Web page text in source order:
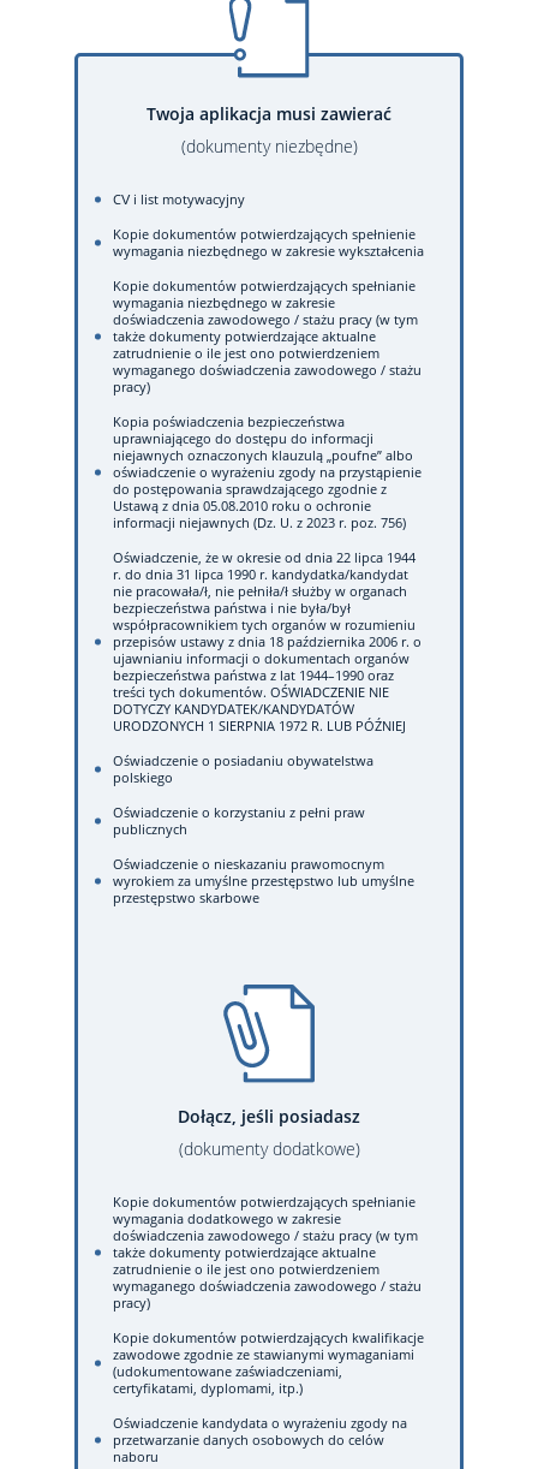
Twoja aplikacja musi zawierać
(dokumenty niezbędne)
CV i list motywacyjny
Kopie dokumentów potwierdzających spełnienie
wymagania niezbędnego w zakresie wykształcenia
Kopie dokumentów potwierdzających spełnianie
wymagania niezbędnego w zakresie
doświadczenia zawodowego / stażu pracy (w tym
także dokumenty potwierdzające aktualne
zatrudnienie o ile jest ono potwierdzeniem
wymaganego doświadczenia zawodowego / stażu
pracy)
Kopia poświadczenia bezpieczeństwa
uprawniającego do dostępu do informacji
niejawnych oznaczonych klauzulą „poufne” albo
oświadczenie o wyrażeniu zgody na przystąpienie
do postępowania sprawdzającego zgodnie z
Ustawą z dnia 05.08.2010 roku o ochronie
informacji niejawnych (Dz. U. z 2023 r. poz. 756)
Oświadczenie, że w okresie od dnia 22 lipca 1944
r. do dnia 31 lipca 1990 r. kandydatka/kandydat
nie pracowała/ł, nie pełniła/ł służby w organach
bezpieczeństwa państwa i nie była/był
współpracownikiem tych organów w rozumieniu
przepisów ustawy z dnia 18 października 2006 r. o
ujawnianiu informacji o dokumentach organów
bezpieczeństwa państwa z lat 1944–1990 oraz
treści tych dokumentów. OŚWIADCZENIE NIE
DOTYCZY KANDYDATEK/KANDYDATÓW
URODZONYCH 1 SIERPNIA 1972 R. LUB PÓŹNIEJ
Oświadczenie o posiadaniu obywatelstwa
polskiego
Oświadczenie o korzystaniu z pełni praw
publicznych
Oświadczenie o nieskazaniu prawomocnym
wyrokiem za umyślne przestępstwo lub umyślne
przestępstwo skarbowe
Dołącz, jeśli posiadasz
(dokumenty dodatkowe)
Kopie dokumentów potwierdzających spełnianie
wymagania dodatkowego w zakresie
doświadczenia zawodowego / stażu pracy (w tym
także dokumenty potwierdzające aktualne
zatrudnienie o ile jest ono potwierdzeniem
wymaganego doświadczenia zawodowego / stażu
pracy)
Kopie dokumentów potwierdzających kwalifikacje
zawodowe zgodnie ze stawianymi wymaganiami
(udokumentowane zaświadczeniami,
certyfikatami, dyplomami, itp.)
Oświadczenie kandydata o wyrażeniu zgody na
przetwarzanie danych osobowych do celów
naboru